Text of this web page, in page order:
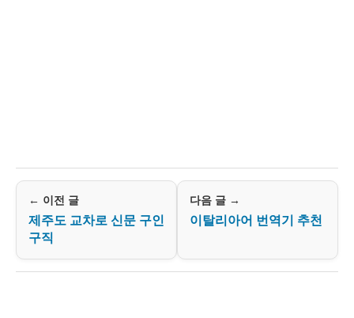
← 이전 글
제주도 교차로 신문 구인
구직
다음 글 →
이탈리아어 번역기 추천